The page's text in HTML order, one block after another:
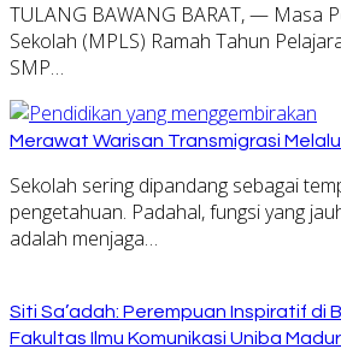
TULANG BAWANG BARAT, — Masa
Sekolah (MPLS) Ramah Tahun
SMP…
Merawat Warisan Transmigrasi
Sekolah sering dipandang sebagai
pengetahuan. Padahal, fungsi yang
adalah menjaga…
Siti Sa’adah: Perempuan Inspiratif di
Fakultas Ilmu Komunikasi Uniba